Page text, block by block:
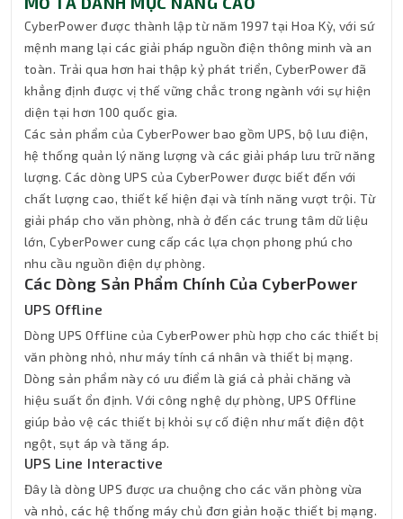
CyberPower được thành lập từ năm 1997 tại Hoa Kỳ, với sứ
mệnh mang lại các giải pháp nguồn điện thông minh và an
toàn. Trải qua hơn hai thập kỷ phát triển, CyberPower đã
khẳng định được vị thế vững chắc trong ngành với sự hiện
diện tại hơn 100 quốc gia.
Các sản phẩm của CyberPower bao gồm UPS, bộ lưu điện,
hệ thống quản lý năng lượng và các giải pháp lưu trữ năng
lượng. Các dòng UPS của CyberPower được biết đến với
chất lượng cao, thiết kế hiện đại và tính năng vượt trội. Từ
giải pháp cho văn phòng, nhà ở đến các trung tâm dữ liệu
lớn, CyberPower cung cấp các lựa chọn phong phú cho
nhu cầu nguồn điện dự phòng.
Các Dòng Sản Phẩm Chính Của CyberPower
UPS Offline
Dòng UPS Offline của CyberPower phù hợp cho các thiết bị
văn phòng nhỏ, như máy tính cá nhân và thiết bị mạng.
Dòng sản phẩm này có ưu điểm là giá cả phải chăng và
hiệu suất ổn định. Với công nghệ dự phòng, UPS Offline
giúp bảo vệ các thiết bị khỏi sự cố điện như mất điện đột
ngột, sụt áp và tăng áp.
UPS Line Interactive
Đây là dòng UPS được ưa chuộng cho các văn phòng vừa
và nhỏ, các hệ thống máy chủ đơn giản hoặc thiết bị mạng.